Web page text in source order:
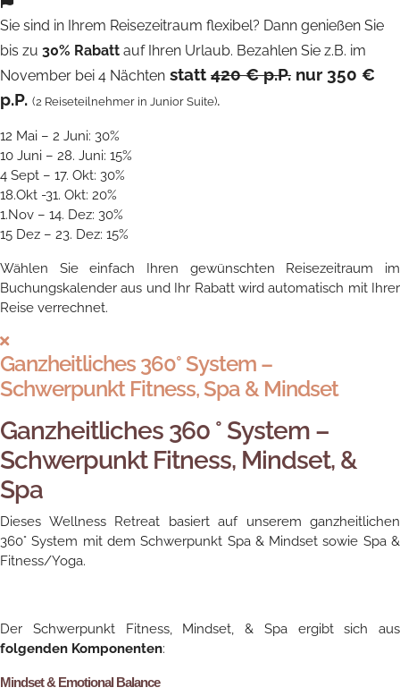
Sie sind in Ihrem Reisezeitraum flexibel? Dann genießen Sie
bis zu 30% Rabatt auf Ihren Urlaub. Bezahlen Sie z.B. im
November bei 4 Nächten statt 420 € p.P. nur 350 €
p.P. (2 Reiseteilnehmer in Junior Suite).
12 Mai – 2 Juni: 30%
10 Juni – 28. Juni: 15%
4 Sept – 17. Okt: 30%
18.Okt -31. Okt: 20%
1.Nov – 14. Dez: 30%
15 Dez – 23. Dez: 15%
Wählen Sie einfach Ihren gewünschten Reisezeitraum im
Buchungskalender aus und Ihr Rabatt wird automatisch mit Ihrer
Reise verrechnet.
Ganzheitliches 360° System –
Schwerpunkt Fitness, Spa & Mindset
Ganzheitliches 360 ° System –
Schwerpunkt Fitness, Mindset, &
Spa
Dieses Wellness Retreat basiert auf unserem ganzheitlichen
360° System mit dem Schwerpunkt Spa & Mindset sowie Spa &
Fitness/Yoga.
Der Schwerpunkt Fitness, Mindset, & Spa ergibt sich aus
folgenden Komponenten:
Mindset & Emotional Balance